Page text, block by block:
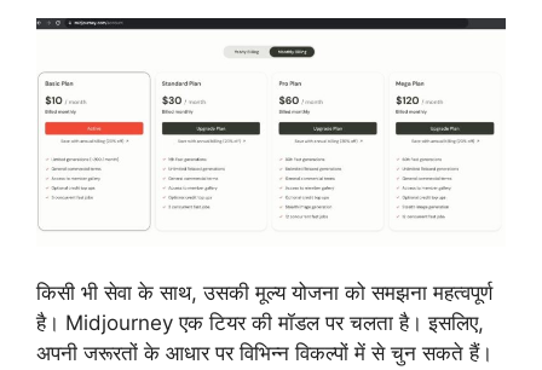
किसी भी सेवा के साथ, उसकी मूल्य योजना को समझना महत्वपूर्ण
है। Midjourney एक टियर की मॉडल पर चलता है। इसलिए,
अपनी जरूरतों के आधार पर विभिन्न विकल्पों में से चुन सकते हैं।